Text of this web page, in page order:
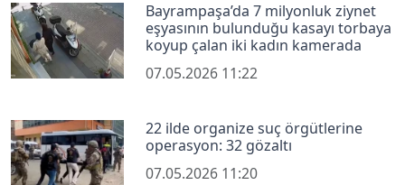
Bayrampaşa’da 7 milyonluk ziynet
eşyasının bulunduğu kasayı torbaya
koyup çalan iki kadın kamerada
07.05.2026 11:22
22 ilde organize suç örgütlerine
operasyon: 32 gözaltı
07.05.2026 11:20